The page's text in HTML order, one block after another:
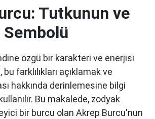
Tutkunun ve
özgü bir karakteri ve enerjisi
farklılıkları açıklamak ve
hakkında derinlemesine bilgi
Bu makalede, zodyak
bir burcu olan Akrep Burcu'nun